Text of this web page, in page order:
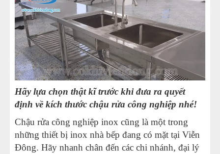
Hãy lựa chọn thật kĩ trước khi đưa ra quyết
định về kích thước chậu rửa công nghiệp nhé!
Chậu rửa công nghiệp inox cũng là một trong
những thiết bị inox nhà bếp đang có mặt tại Viễn
Đông. Hãy nhanh chân đến các chi nhánh, đại lý